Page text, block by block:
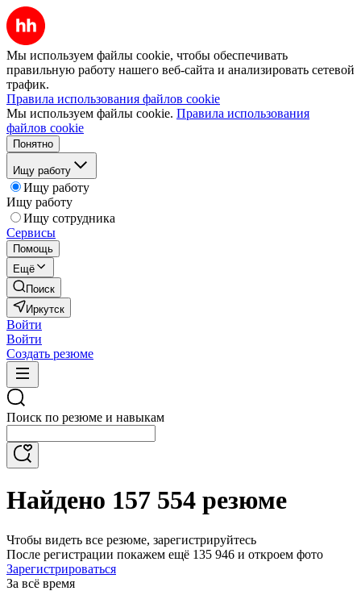
Мы используем файлы cookie, чтобы обеспечивать
правильную работу нашего веб-сайта и анализировать сетевой
трафик.
Правила использования файлов cookie
Мы используем файлы cookie. Правила использования
файлов cookie
Понятно
Ищу работу
Ищу работу
Ищу работу
Ищу сотрудника
Сервисы
Помощь
Ещё
Поиск
Иркутск
Войти
Войти
Создать резюме
Поиск по резюме и навыкам
Найдено 157 554 резюме
Чтобы видеть все резюме, зарегистрируйтесь
После регистрации покажем ещё 135 946 и откроем фото
Зарегистрироваться
За всё время